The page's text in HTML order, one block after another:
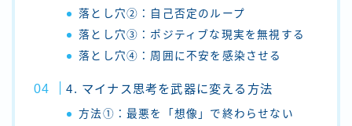
落とし穴②：自己否定のループ
落とし穴③：ポジティブな現実を無視する
落とし穴④：周囲に不安を感染させる
4. マイナス思考を武器に変える方法
方法①：最悪を「想像」で終わらせない